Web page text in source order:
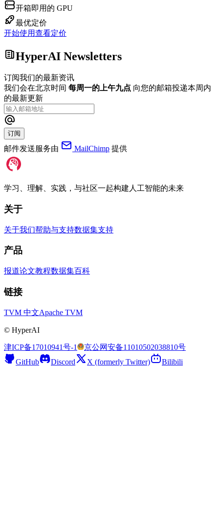
开箱即用的 GPU
最优定价
开始使用查看定价
HyperAI Newsletters
订阅我们的最新资讯
我们会在北京时间 每周一的上午九点 向您的邮箱投递本周内
的最新更新
订阅
邮件发送服务由 MailChimp 提供
学习、理解、实践，与社区一起构建人工智能的未来
关于
关于我们帮助与支持数据集支持
产品
报道论文教程数据集百科
链接
TVM 中文Apache TVM
© HyperAI
津ICP备17010941号-1
京公网安备11010502038810号
GitHub
Discord X (formerly Twitter) Bilibili